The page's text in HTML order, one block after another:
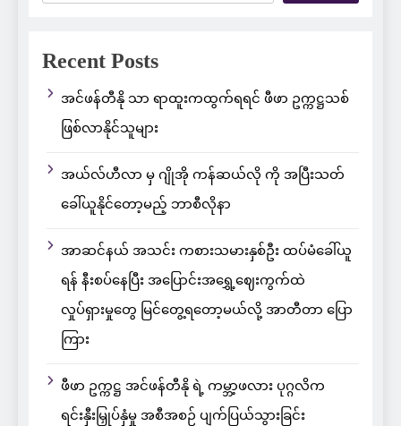
Recent Posts
အင်ဖန်တီနို သာ ရာထူးကထွက်ရရင် ဖီဖာ ဥက္ကဋ္ဌသစ်
ဖြစ်လာနိုင်သူများ
အယ်လ်ဟီလာ မှ ဂျိုအို ကန်ဆယ်လို ကို အပြီးသတ်
ခေါ်ယူနိုင်တော့မည့် ဘာစီလိုနာ
အာဆင်နယ် အသင်း ကစားသမားနှစ်ဦး ထပ်မံခေါ်ယူ
ရန် နီးစပ်နေပြီး အပြောင်းအရွှေ့ဈေးကွက်ထဲ
လှုပ်ရှားမှုတွေ မြင်တွေ့ရတော့မယ်လို့ အာတီတာ ပြော
ကြား
ဖီဖာ ဥက္ကဋ္ဌ အင်ဖန်တီနို ရဲ့ ကမ္ဘာ့ဖလား ပုဂ္ဂလိက
ရင်းနှီးမြှုပ်နှံမှု အစီအစဉ် ပျက်ပြယ်သွားခြင်း